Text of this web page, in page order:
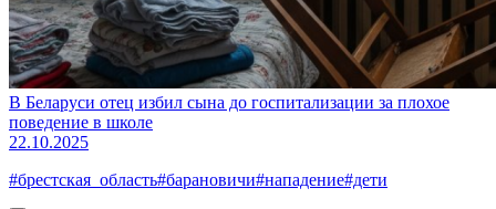
В Беларуси отец избил сына до госпитализации за плохое
поведение в школе
22.10.2025
#брестская_область#барановичи#нападение#дети